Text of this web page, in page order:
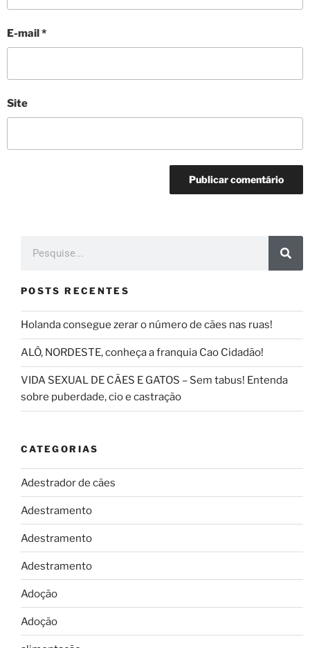
E-mail*
Site
POSTS RECENTES
Holanda consegue zerar o número de cães nas ruas!
ALÔ, NORDESTE, conheça a franquia Cao Cidadão!
VIDA SEXUAL DE CÃES E GATOS – Sem tabus! Entenda
sobre puberdade, cio e castração
CATEGORIAS
Adestrador de cães
Adestramento
Adestramento
Adestramento
Adoção
Adoção